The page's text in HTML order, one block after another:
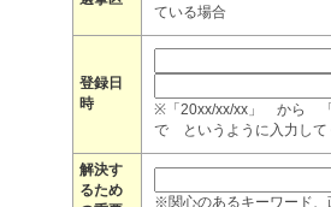
ている場合
登録日
時
※「20xx/xx/xx」 から 「
で というように入力して
解決す
るため
※関心のあるキーワード、